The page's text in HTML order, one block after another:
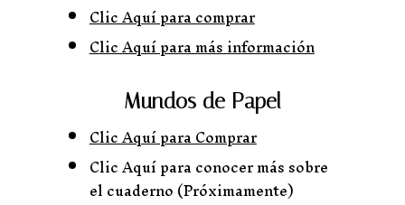
Clic Aquí para comprar
Clic Aquí para más información
Mundos de Papel
Clic Aquí para Comprar
Clic Aquí para conocer más sobre
el cuaderno (Próximamente)